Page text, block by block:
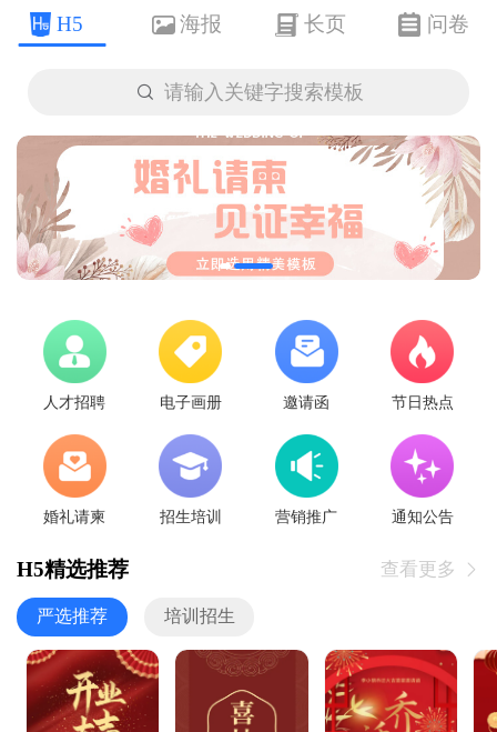
H5 海报 长页 问卷
 请输入关键字搜索模板
人才招聘 电子画册 邀请函 节日热点
婚礼请柬 招生培训 营销推广 通知公告
H5精选推荐 查看更多 
严选推荐 培训招生